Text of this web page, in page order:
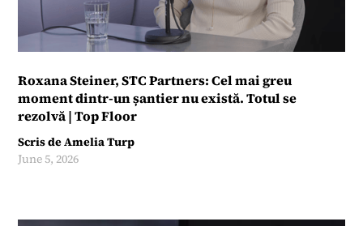
Roxana Steiner, STC Partners: Cel mai greu
moment dintr-un șantier nu există. Totul se
rezolvă | Top Floor
Scris deAmelia Turp
June 5, 2026